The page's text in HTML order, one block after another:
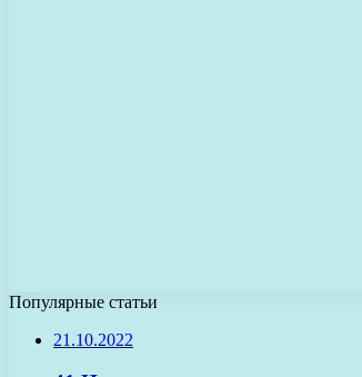
Популярные статьи
21.10.2022